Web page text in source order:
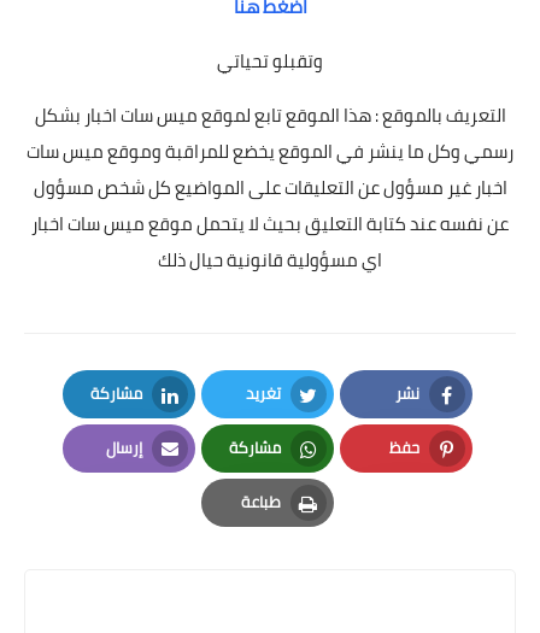
اضغط هنا
وتقبلو تحياتي
التعريف بالموقع : هذا الموقع تابع لموقع ميس سات اخبار بشكل
رسمي وكل ما ينشر في الموقع يخضع للمراقبة وموقع ميس سات
اخبار غير مسؤول عن التعليقات على المواضيع كل شخص مسؤول
عن نفسه عند كتابة التعليق بحيث لا يتحمل موقع ميس سات اخبار
اي مسؤولية قانونية حيال ذلك
نشر
Facebook
تغريد
Twitter
مشاركة
LinkedIn
حفظ
Pinterest
مشاركة
Whatsapp
إرسال
Email
طباعة
Print